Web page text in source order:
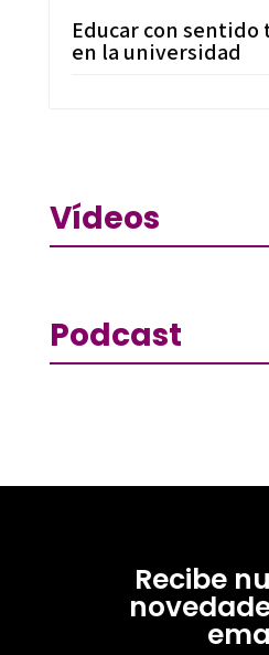
Educar con
en la universidad
Vídeos
Podcast
Recibe